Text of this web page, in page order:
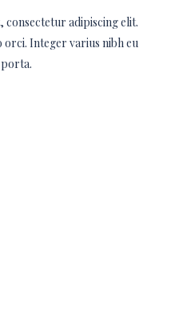
adipiscing elit.
orci. Integer varius nibh eu